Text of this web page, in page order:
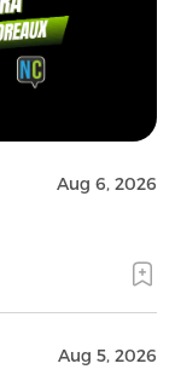
Aug 6, 2026
Aug 5, 2026